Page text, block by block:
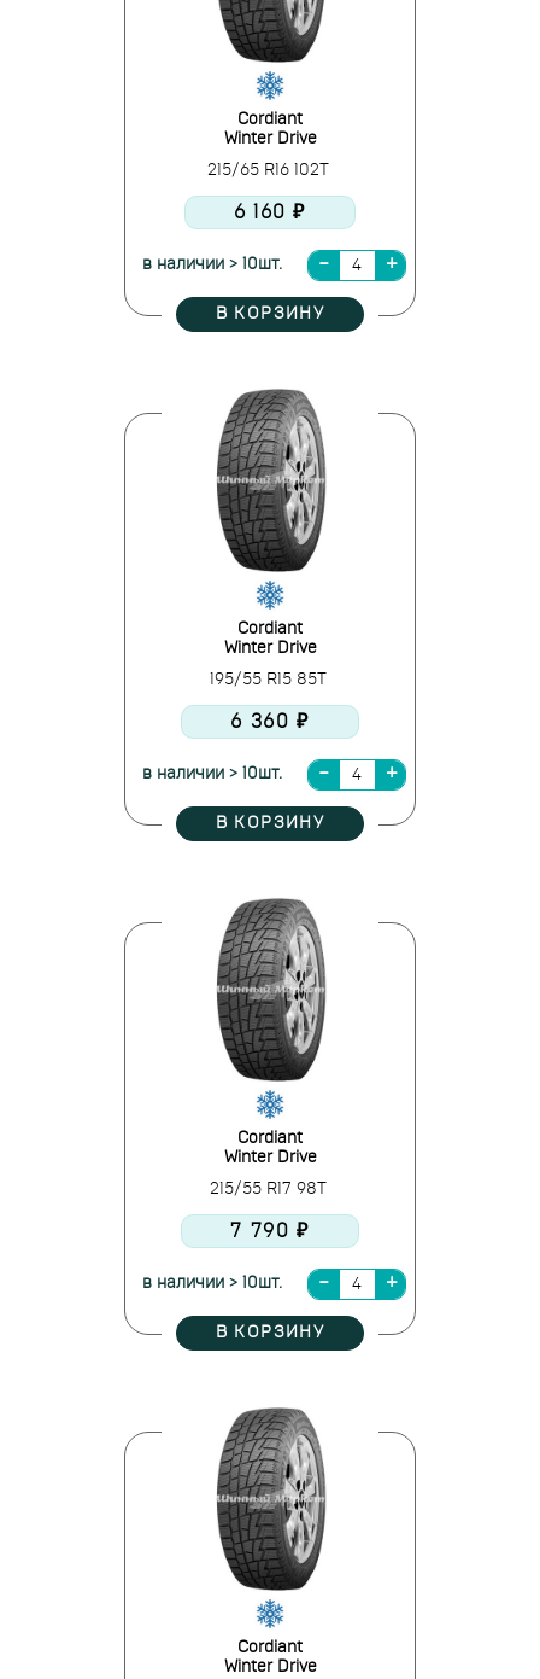
Cordiant
Winter Drive
215/65 R16 102T
6 160 ₽
в наличии > 10шт.
В КОРЗИНУ
Cordiant
Winter Drive
195/55 R15 85T
6 360 ₽
в наличии > 10шт.
В КОРЗИНУ
Cordiant
Winter Drive
215/55 R17 98T
7 790 ₽
в наличии > 10шт.
В КОРЗИНУ
Cordiant
Winter Drive